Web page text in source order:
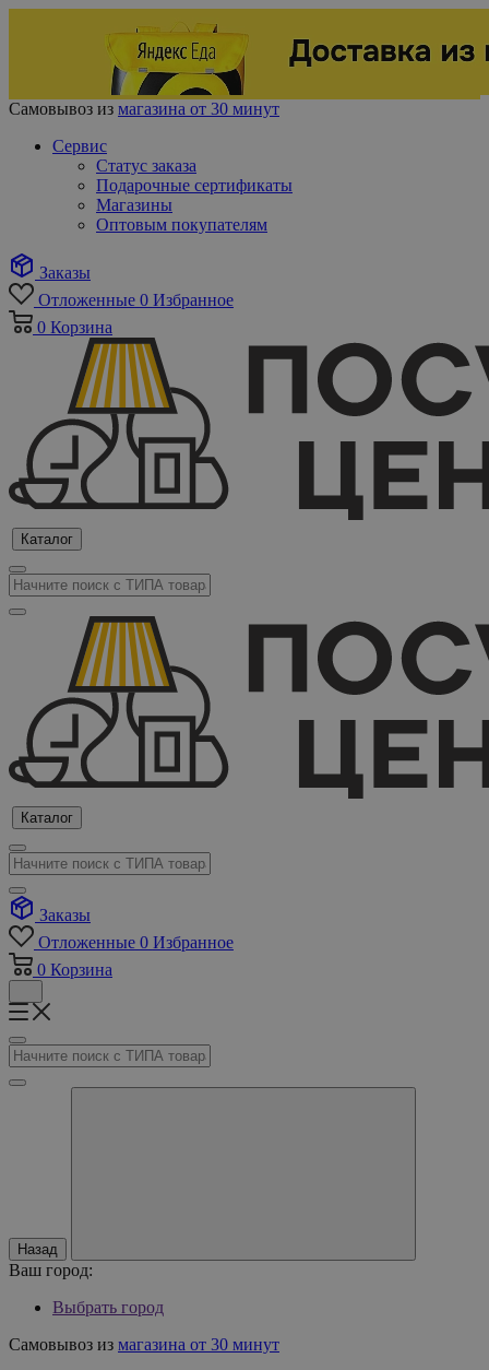
Самовывоз из магазина от 30 минут
Сервис
Статус заказа
Подарочные сертификаты
Магазины
Оптовым покупателям
Заказы
Отложенные 0 Избранное
0 Корзина
Каталог
Каталог
Заказы
Отложенные 0 Избранное
0 Корзина
Назад
Ваш город:
Выбрать город
Самовывоз из магазина от 30 минут